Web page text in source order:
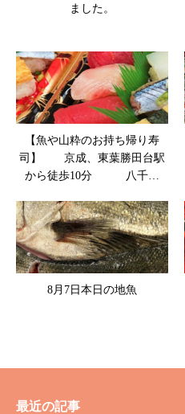
ました。
【魚や山粋のお持ち帰り寿
司】 京成、東葉勝田台駅
から徒歩10分 八千代
8月7日本日の地魚
最近の記事